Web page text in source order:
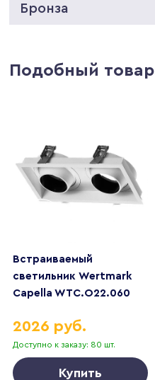
Бронза
Подобный товар
Встраиваемый
светильник Wertmark
Capella WTC.O22.060
Доступно к заказу: 80 шт.
2026 руб.
Купить